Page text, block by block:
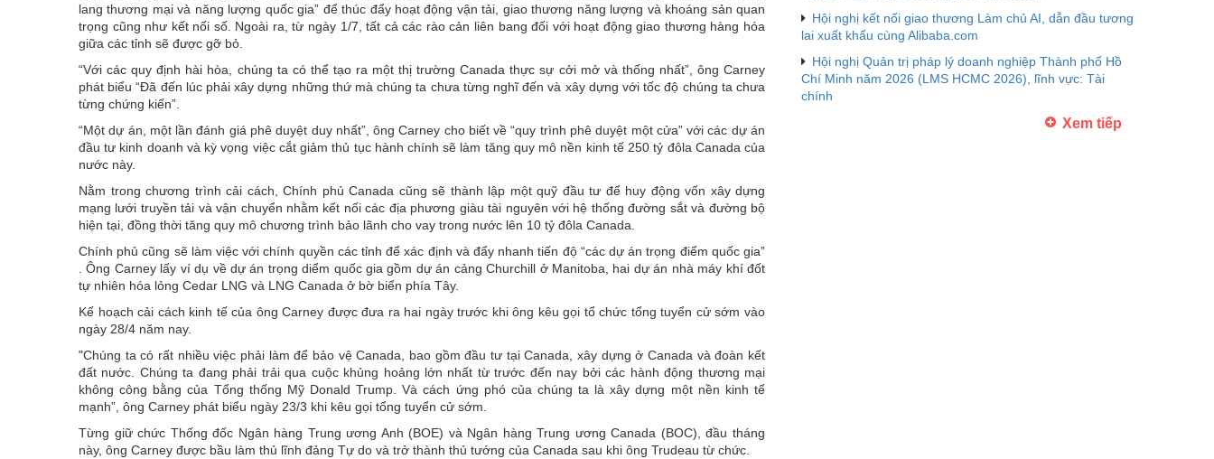
lang thương mại và năng lượng quốc gia” để thúc đẩy hoạt động vận tải, giao thương năng lượng và khoáng sản quan
trọng cũng như kết nối số. Ngoài ra, từ ngày 1/7, tất cả các rào cản liên bang đối với hoạt động giao thương hàng hóa
giữa các tỉnh sẽ được gỡ bỏ.
“Với các quy định hài hòa, chúng ta có thể tạo ra một thị trường Canada thực sự cởi mở và thống nhất”, ông Carney
phát biểu “Đã đến lúc phải xây dựng những thứ mà chúng ta chưa từng nghĩ đến và xây dựng với tốc độ chúng ta chưa
từng chứng kiến”.
“Một dự án, một lần đánh giá phê duyệt duy nhất”, ông Carney cho biết về “quy trình phê duyệt một cửa” với các dự án
đầu tư kinh doanh và kỳ vọng việc cắt giảm thủ tục hành chính sẽ làm tăng quy mô nền kinh tế 250 tỷ đôla Canada của
nước này.
Nằm trong chương trình cải cách, Chính phủ Canada cũng sẽ thành lập một quỹ đầu tư để huy động vốn xây dựng
mạng lưới truyền tải và vận chuyển nhằm kết nối các địa phương giàu tài nguyên với hệ thống đường sắt và đường bộ
hiện tại, đồng thời tăng quy mô chương trình bảo lãnh cho vay trong nước lên 10 tỷ đôla Canada.
Chính phủ cũng sẽ làm việc với chính quyền các tỉnh để xác định và đẩy nhanh tiến độ “các dự án trọng điểm quốc gia”
. Ông Carney lấy ví dụ về dự án trọng diểm quốc gia gồm dự án cảng Churchill ở Manitoba, hai dự án nhà máy khí đốt
tự nhiên hóa lỏng Cedar LNG và LNG Canada ở bờ biển phía Tây.
Kế hoạch cải cách kinh tế của ông Carney được đưa ra hai ngày trước khi ông kêu gọi tổ chức tổng tuyển cử sớm vào
ngày 28/4 năm nay.
"Chúng ta có rất nhiều việc phải làm để bảo vệ Canada, bao gồm đầu tư tại Canada, xây dựng ở Canada và đoàn kết
đất nước. Chúng ta đang phải trải qua cuộc khủng hoảng lớn nhất từ trước đến nay bởi các hành động thương mại
không công bằng của Tổng thống Mỹ Donald Trump. Và cách ứng phó của chúng ta là xây dựng một nền kinh tế
mạnh”, ông Carney phát biểu ngày 23/3 khi kêu gọi tổng tuyển cử sớm.
Từng giữ chức Thống đốc Ngân hàng Trung ương Anh (BOE) và Ngân hàng Trung ương Canada (BOC), đầu tháng
này, ông Carney được bầu làm thủ lĩnh đảng Tự do và trở thành thủ tướng của Canada sau khi ông Trudeau từ chức.
Hội nghị kết nối giao thương Làm chủ AI, dẫn đầu tương
lai xuất khẩu cùng Alibaba.com
Hội nghị Quản trị pháp lý doanh nghiệp Thành phố Hồ
Chí Minh năm 2026 (LMS HCMC 2026), lĩnh vực: Tài
chính
Xem tiếp